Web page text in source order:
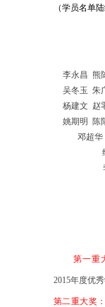
（学员名单
李永昌 熊
吴冬玉 朱
杨建文 赵
姚期明 陈
邓超
第一重
2015年度优
第二重大奖：